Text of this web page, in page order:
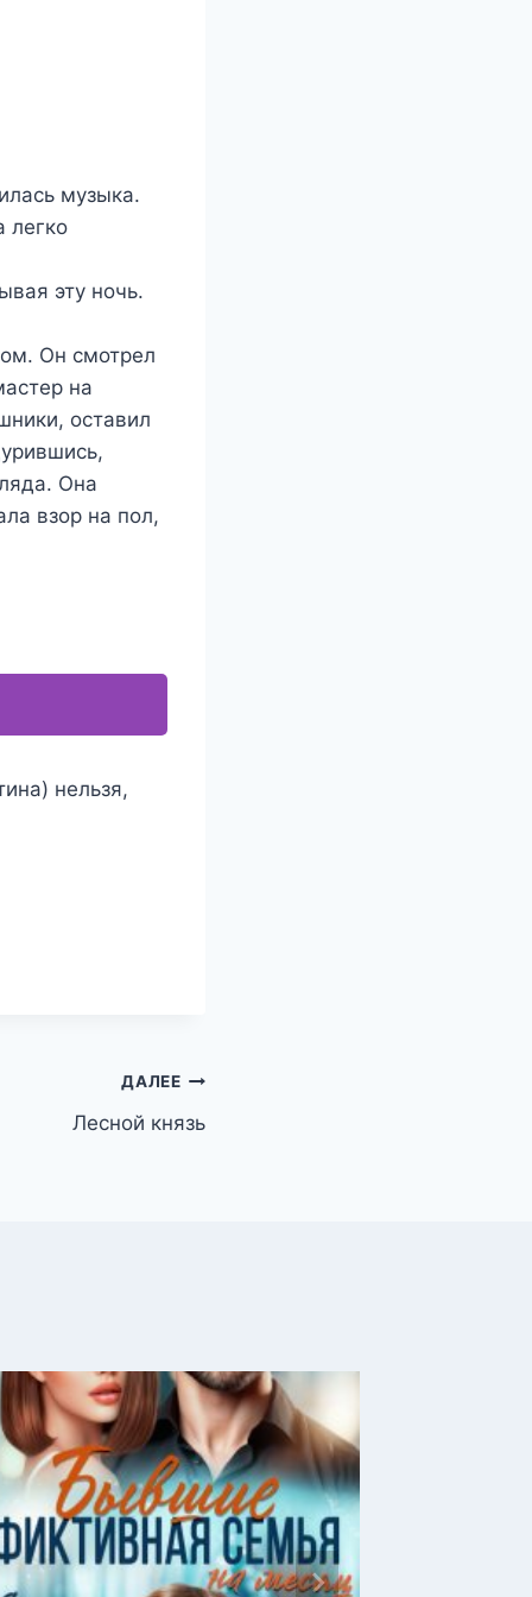
музыка.
легко
эту ночь.
Он смотрел
на
оставил
Она
взор на пол,
нельзя,
ДАЛЕЕ
Лесной князь